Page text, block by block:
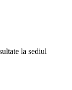
la sediul